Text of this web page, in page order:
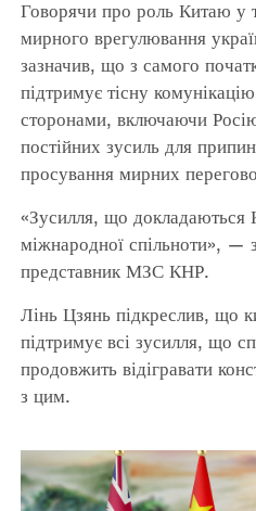
Говорячи про роль Китаю у
мирного врегулювання
зазначив, що з самого
підтримує тісну
сторонами, включаючи
постійних зусиль для
просування мирних
«Зусилля, що докладаються
міжнародної спільноти», —
представник МЗС КНР.
Лінь Цзянь підкреслив, що
підтримує всі зусилля, що
продовжить відігравати
з цим.